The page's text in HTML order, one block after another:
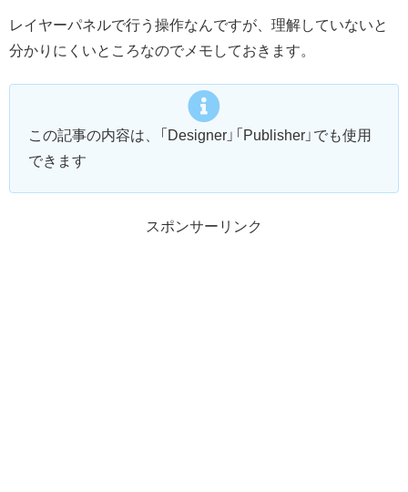
レイヤーパネルで行う操作なんですが、理解していないと
分かりにくいところなのでメモしておきます。
この記事の内容は、「Designer」「Publisher」でも使用
できます
スポンサーリンク